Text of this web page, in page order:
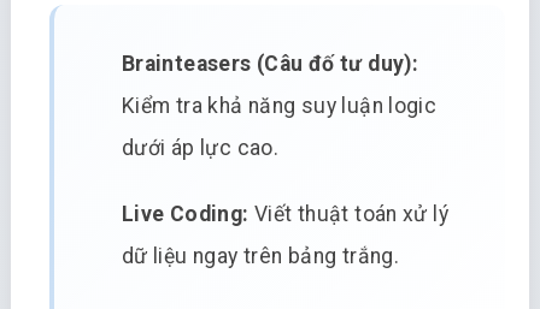
Brainteasers (Câu đố tư duy):
Kiểm tra khả năng suy luận logic
dưới áp lực cao.
Live Coding: Viết thuật toán xử lý
dữ liệu ngay trên bảng trắng.